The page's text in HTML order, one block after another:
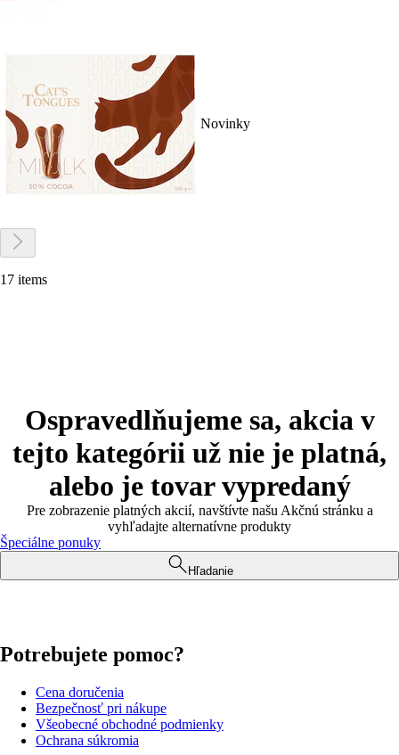
Novinky
17 items
Ospravedlňujeme sa, akcia v
tejto kategórii už nie je platná,
alebo je tovar vypredaný
Pre zobrazenie platných akcií, navštívte našu Akčnú stránku a
vyhľadajte alternatívne produkty
Špeciálne ponuky
Hľadanie
Potrebujete pomoc?
Cena doručenia
Bezpečnosť pri nákupe
Všeobecné obchodné podmienky
Ochrana súkromia